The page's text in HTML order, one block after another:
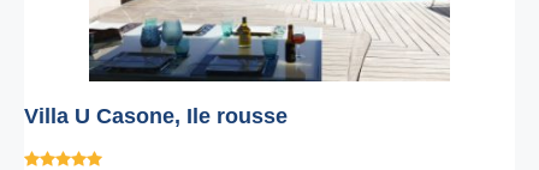
Villa U Casone, Ile rousse